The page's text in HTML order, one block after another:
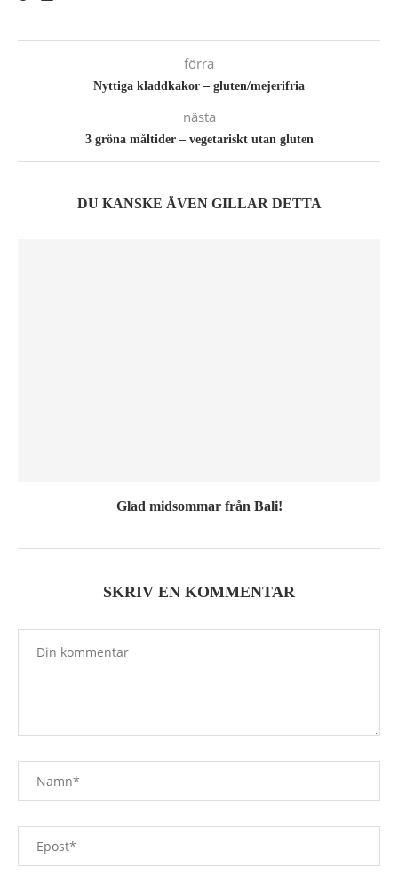
förra
Nyttiga kladdkakor – gluten/mejerifria
nästa
3 gröna måltider – vegetariskt utan gluten
DU KANSKE ÄVEN GILLAR DETTA
Glad midsommar från Bali!
SKRIV EN KOMMENTAR